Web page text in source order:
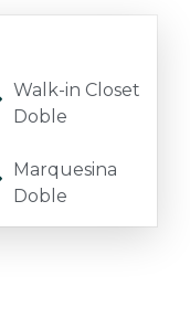
Walk-in Closet
Doble
Marquesina
Doble